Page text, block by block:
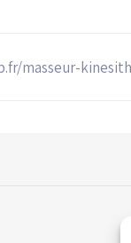
masseur-